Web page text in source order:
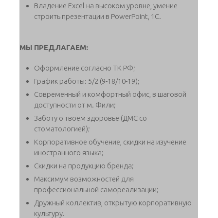
Владение Excel на высоком уровне, умение
строить презентации в PowerPoint, 1С.
МЫ ПРЕДЛАГАЕМ:
Оформление согласно ТК РФ;
График работы: 5/2 (9-18/10-19);
Современный и комфортный офис, в шаговой
доступности от м. Фили;
Заботу о твоем здоровье (ДМС со
стоматологией);
Корпоративное обучение, скидки на изучение
иностранного языка;
Скидки на продукцию бренда;
Максимум возможностей для
профессиональной самореализации;
Дружный коллектив, открытую корпоративную
культуру.